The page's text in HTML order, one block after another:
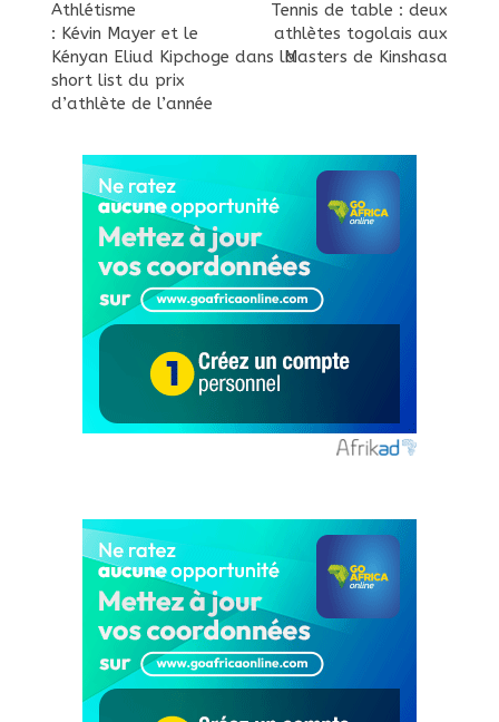
Athlétisme
: Kévin Mayer et le
Kényan Eliud Kipchoge dans la
short list du prix
d’athlète de l’année
Tennis de table : deux
athlètes togolais aux
Masters de Kinshasa